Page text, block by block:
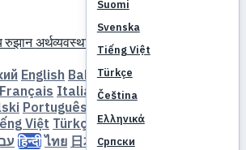
Suomi
Svenska
Tiếng Việt
Türkçe
Čeština
Ελληνικά
Српски
रुझानअर्थव्यवस्था
English Bahasa Indonesia
Français Italiano Magyar
Português
Việt Türkçe Čeština
हिन्दी ไทย 日本語 简体中文